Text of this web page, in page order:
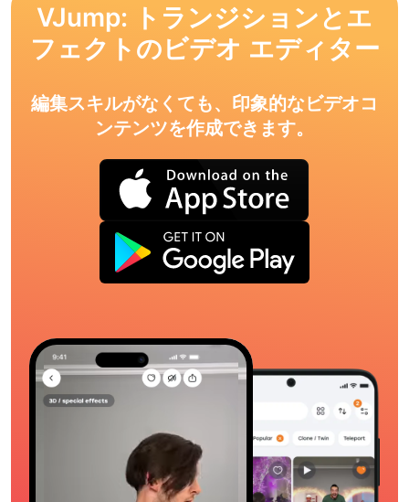
VJump: トランジションとエ
フェクトのビデオ エディター
編集スキルがなくても、印象的なビデオコ
ンテンツを作成できます。